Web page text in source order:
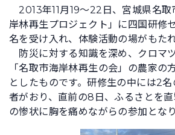
2013年11月19～22日、宮城県名取
岸林再生プロジェクト」に四国研修
名を受け入れ、体験活動の場がもた
防災に対する知識を深め、クロマ
「名取市海岸林再生の会」の農家の
としたものです。研修生の中には2
者がおり、直前の8日、ふるさとを
の惨状に胸を痛めながらの参加とな